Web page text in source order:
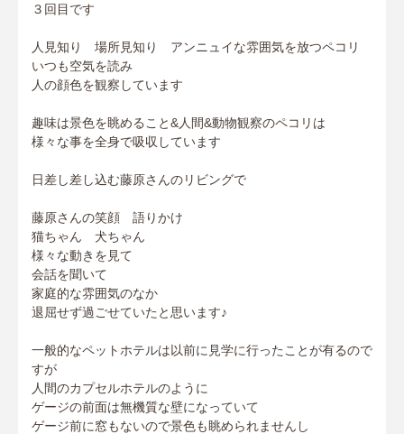
３回目です
人見知り 場所見知り アンニュイな雰囲気を放つペコリ
いつも空気を読み
人の顔色を観察しています
趣味は景色を眺めること&人間&動物観察のペコリは
様々な事を全身で吸収しています
日差し差し込む藤原さんのリビングで
藤原さんの笑顔 語りかけ
猫ちゃん 犬ちゃん
様々な動きを見て
会話を聞いて
家庭的な雰囲気のなか
退屈せず過ごせていたと思います♪
一般的なペットホテルは以前に見学に行ったことが有るので
すが
人間のカプセルホテルのように
ゲージの前面は無機質な壁になっていて
ゲージ前に窓もないので景色も眺められませんし